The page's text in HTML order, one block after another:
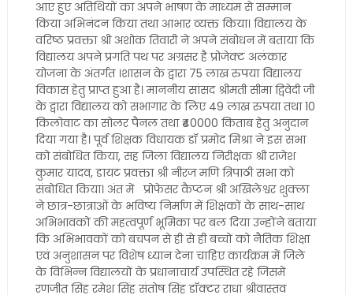
आए हुए अतिथियों का अपने भाषण के माध्यम से सम्मान
किया अभिनंदन किया तथा आभार व्यक्त किया। विद्यालय के
वरिष्ठ प्रवक्ता श्री अशोक तिवारी ने अपने संबोधन में बताया कि
विद्यालय अपने प्रगति पथ पर अग्रसर है प्रोजेक्ट अलंकार
योजना के अंतर्गत ।शासन के द्वारा 75 लाख रुपया विद्यालय
विकास हेतु प्राप्त हुआ है। माननीय सांसद श्रीमती सीमा द्विवेदी जी
के द्वारा विद्यालय को सभागार के लिए 49 लाख रुपया तथा 10
किलोवाट का सोलर पैनल तथा ₹40000 किताब हेतु अनुदान
दिया गया है। पूर्व शिक्षक विधायक डॉ प्रमोद मिश्रा ने इस सभा
को संबोधित किया, सह जिला विद्यालय निरीक्षक श्री राजेश
कुमार यादव, डायट प्रवक्ता श्री नीरज मणि त्रिपाठी सभा को
संबोधित किया। अंत में प्रोफेसर कैप्टन श्री अखिलेश्वर शुक्ला
ने छात्र-छात्राओं के भविष्य निर्माण में शिक्षकों के साथ-साथ
अभिभावकों की महत्वपूर्ण भूमिका पर बल दिया उन्होंने बताया
कि अभिभावकों को बचपन से ही से ही बच्चों को नैतिक शिक्षा
एवं अनुशासन पर विशेष ध्यान देना चाहिए कार्यक्रम में जिले
के विभिन्न विद्यालयों के प्रधानाचार्य उपस्थित रहे जिसमें
रणजीत सिंह रमेश सिंह संतोष सिंह डॉक्टर राधा श्रीवास्तव